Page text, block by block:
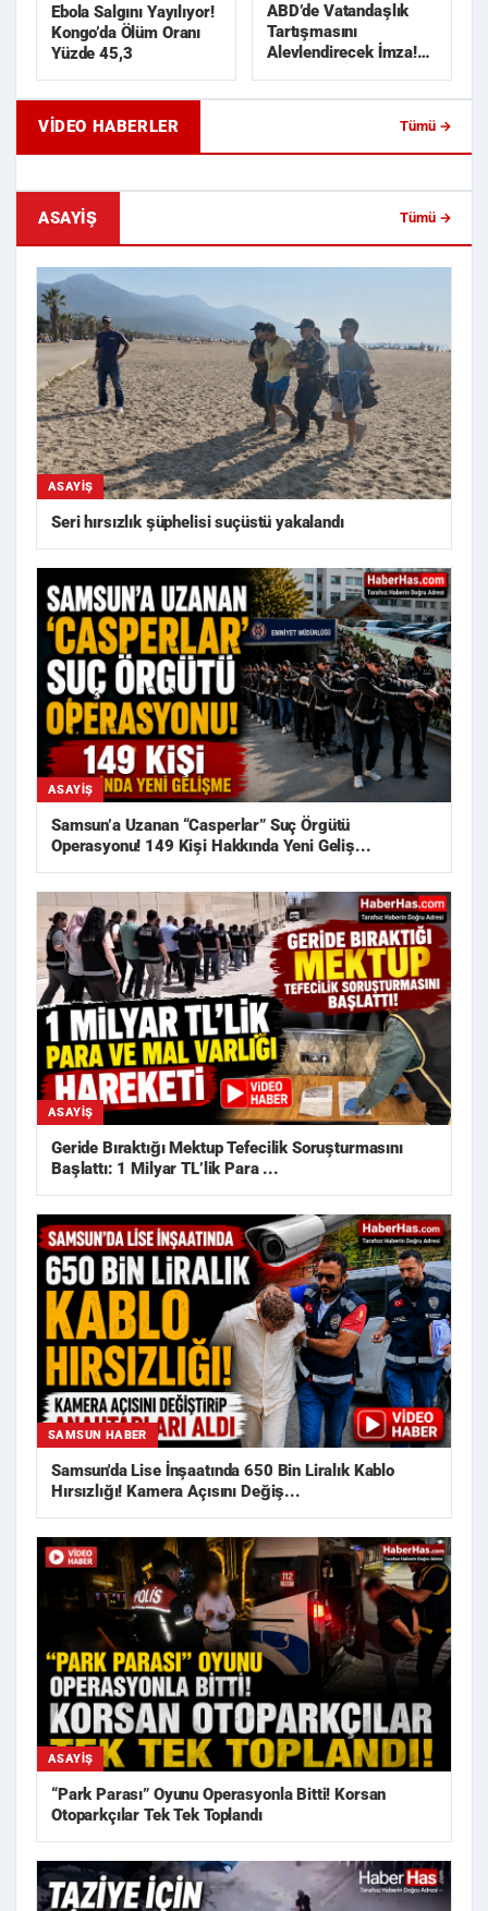
Ebola Salgını Yayılıyor!
Kongo’da Ölüm Oranı
Yüzde 45,3
ABD’de Vatandaşlık
Tartışmasını
Alevlendirecek İmza!
Karar
VIDEO HABERLER
Tümü →
Geride Bıraktığı Mektup Tefecilik
Samsun'da Lise
ASAYIŞ Tümü →
ASAYIŞ
Seri hırsızlık şüphelisi suçüstü yakalandı
ASAYIŞ
Samsun’a Uzanan “Casperlar” Suç Örgütü
Operasyonu! 149 Kişi Hakkında Yeni Geliş...
ASAYIŞ
Geride Bıraktığı Mektup Tefecilik Soruşturmasını
Başlattı: 1 Milyar TL’lik Para ...
SAMSUN HABER
Samsun'da Lise İnşaatında 650 Bin Liralık Kablo
Hırsızlığı! Kamera Açısını Değiş...
ASAYIŞ
“Park Parası” Oyunu Operasyonla Bitti! Korsan
Otoparkçılar Tek Tek Toplandı